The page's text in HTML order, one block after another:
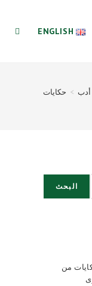
ENGLISH
أدب > حكايات
البحث
من